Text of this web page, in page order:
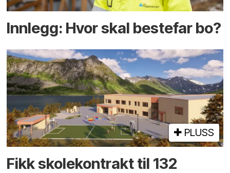
Innlegg: Hvor skal bestefar bo?
PLUSS
Fikk skole­kontrakt til 132